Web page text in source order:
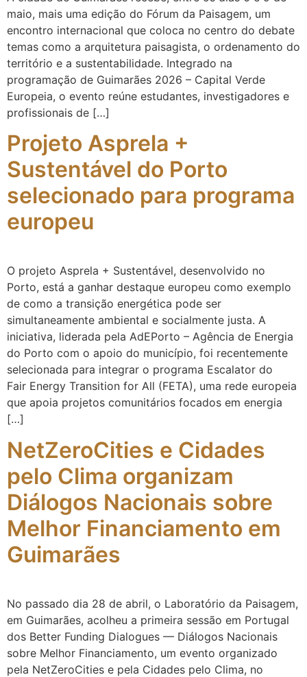
maio, mais uma edição do Fórum da Paisagem, um
encontro internacional que coloca no centro do debate
temas como a arquitetura paisagista, o ordenamento do
território e a sustentabilidade. Integrado na
programação de Guimarães 2026 – Capital Verde
Europeia, o evento reúne estudantes, investigadores e
profissionais de […]
Projeto Asprela +
Sustentável do Porto
selecionado para programa
europeu
O projeto Asprela + Sustentável, desenvolvido no
Porto, está a ganhar destaque europeu como exemplo
de como a transição energética pode ser
simultaneamente ambiental e socialmente justa. A
iniciativa, liderada pela AdEPorto – Agência de Energia
do Porto com o apoio do município, foi recentemente
selecionada para integrar o programa Escalator do
Fair Energy Transition for All (FETA), uma rede europeia
que apoia projetos comunitários focados em energia
[…]
NetZeroCities e Cidades
pelo Clima organizam
Diálogos Nacionais sobre
Melhor Financiamento em
Guimarães
No passado dia 28 de abril, o Laboratório da Paisagem,
em Guimarães, acolheu a primeira sessão em Portugal
dos Better Funding Dialogues — Diálogos Nacionais
sobre Melhor Financiamento, um evento organizado
pela NetZeroCities e pela Cidades pelo Clima, no